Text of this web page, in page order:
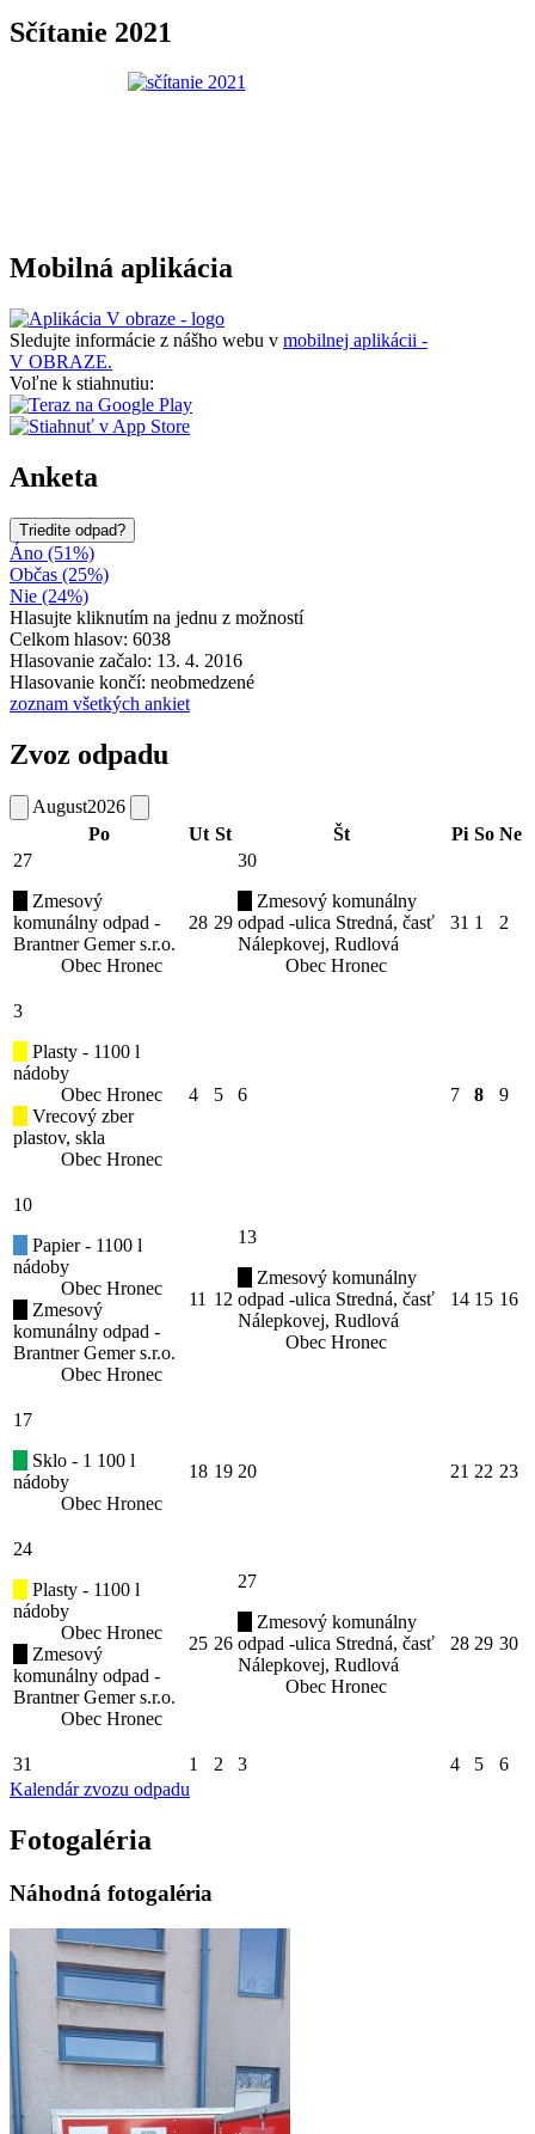
Sčítanie 2021
Mobilná aplikácia
Sledujte informácie z nášho webu v mobilnej aplikácii -
V OBRAZE.
Voľne k stiahnutiu:
Anketa
Triedite odpad?
Áno (51%)
Občas (25%)
Nie (24%)
Hlasujte kliknutím na jednu z možností
Celkom hlasov: 6038
Hlasovanie začalo: 13. 4. 2016
Hlasovanie končí: neobmedzené
zoznam všetkých ankiet
Zvoz odpadu
August2026
Po
Ut St Št Pi So Ne
27
Zmesový
komunálny odpad -
Brantner Gemer s.r.o.
Obec Hronec
28 29
30
Zmesový komunálny
odpad -ulica Stredná, časť
Nálepkovej, Rudlová
Obec Hronec
31 1 2
3
Plasty - 1100 l
nádoby
Obec Hronec
Vrecový zber
plastov, skla
Obec Hronec
4 5 6 7 8 9
10
Papier - 1100 l
nádoby
Obec Hronec
Zmesový
komunálny odpad -
Brantner Gemer s.r.o.
Obec Hronec
11 12
13
Zmesový komunálny
odpad -ulica Stredná, časť
Nálepkovej, Rudlová
Obec Hronec
14 15 16
17
Sklo - 1 100 l
nádoby
Obec Hronec
18 19 20 21 22 23
24
Plasty - 1100 l
nádoby
Obec Hronec
Zmesový
komunálny odpad -
Brantner Gemer s.r.o.
Obec Hronec
25 26
27
Zmesový komunálny
odpad -ulica Stredná, časť
Nálepkovej, Rudlová
Obec Hronec
28 29 30
31 1 2 3 4 5
6
Kalendár zvozu odpadu
Fotogaléria
Náhodná fotogaléria